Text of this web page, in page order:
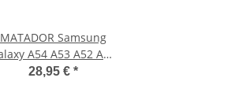
MATADOR Samsung
A54 A53 A52 A51
A50 A34 Ledertasche
28,95 € *